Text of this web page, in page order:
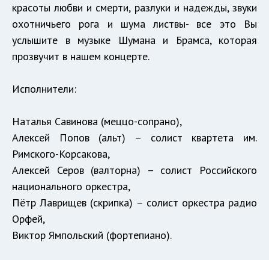
красоты любви и смерти, разлуки и надежды, звуки
охотничьего рога и шума листвы- все это Вы
услышите в музыке Шумана и Брамса, которая
прозвучит в нашем концерте.
Исполнители:
Наталья Савинова (меццо-сопрано),
Алексей Попов (альт) – солист квартета им.
Римского-Корсакова,
Алексей Серов (валторна) – солист Российского
национального оркестра,
Пётр Лаврищев (скрипка) – солист оркестра радио
Орфей,
Виктор Ямпольский (фортепиано).